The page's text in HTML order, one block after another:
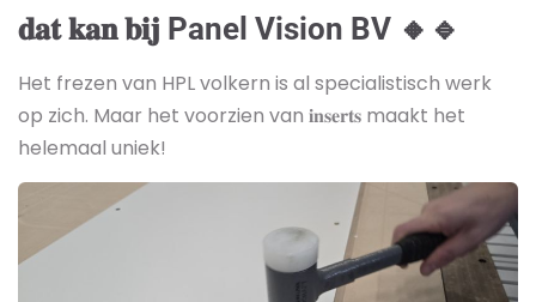
𝐝𝐚𝐭 𝐤𝐚𝐧 𝐛𝐢𝐣 Panel Vision BV 🔸🔹
Het frezen van HPL volkern is al specialistisch werk
op zich. Maar het voorzien van 𝐢𝐧𝐬𝐞𝐫𝐭𝐬 maakt het
helemaal uniek!